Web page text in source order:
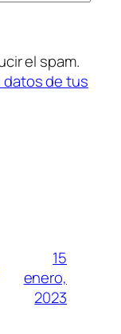
el spam.
datos de tus
15
enero,
2023